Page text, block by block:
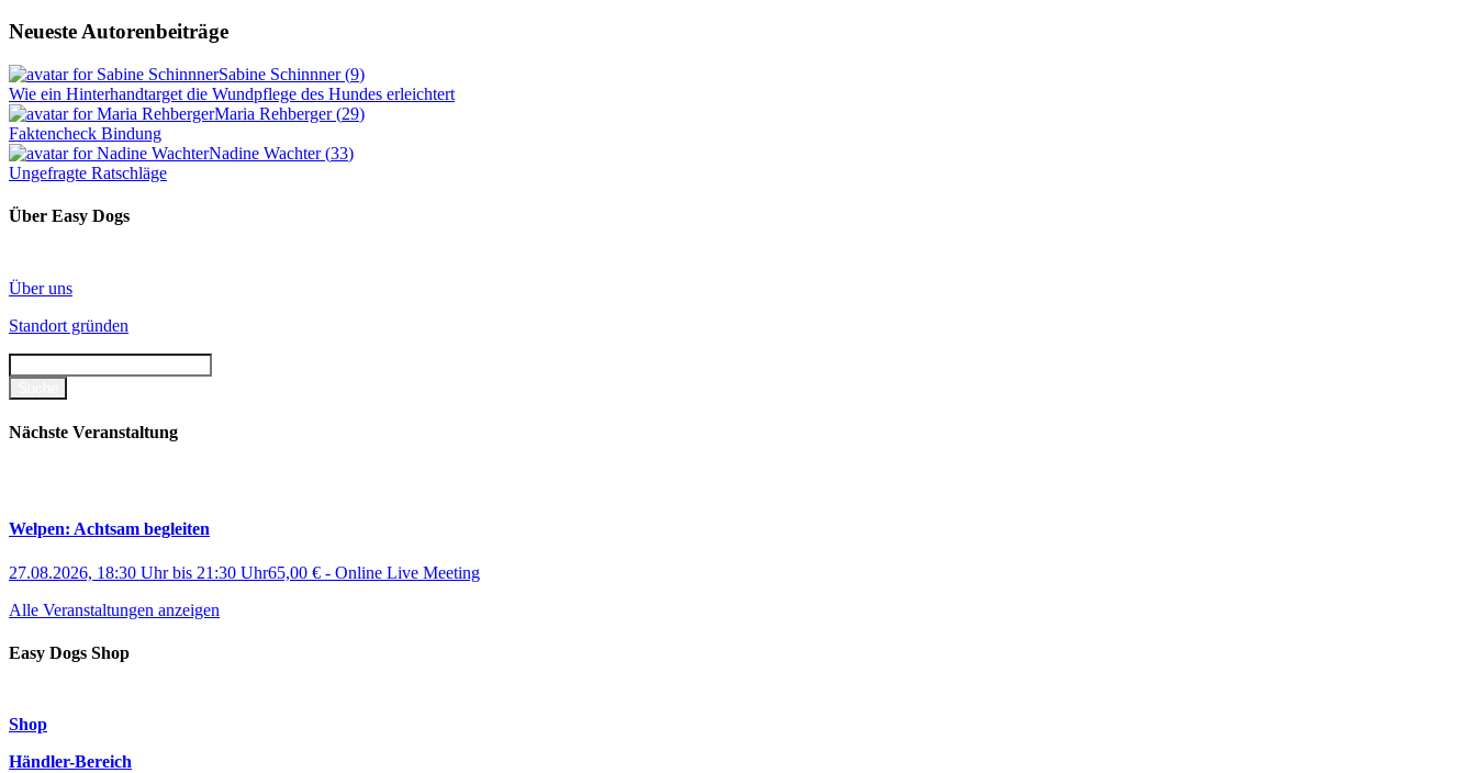
Neueste Autorenbeiträge
Sabine Schinnner(9)
Wie ein Hinterhandtarget die Wundpflege des Hundes erleichtert
Maria Rehberger(29)
Faktencheck Bindung
Nadine Wachter(33)
Ungefragte Ratschläge
Über Easy Dogs
Über uns
Standort gründen
Nächste Veranstaltung
Welpen: Achtsam begleiten
27.08.2026, 18:30 Uhrbis 21:30 Uhr65,00 € - Online Live Meeting
Alle Veranstaltungen anzeigen
Easy Dogs Shop
Shop
Händler-Bereich